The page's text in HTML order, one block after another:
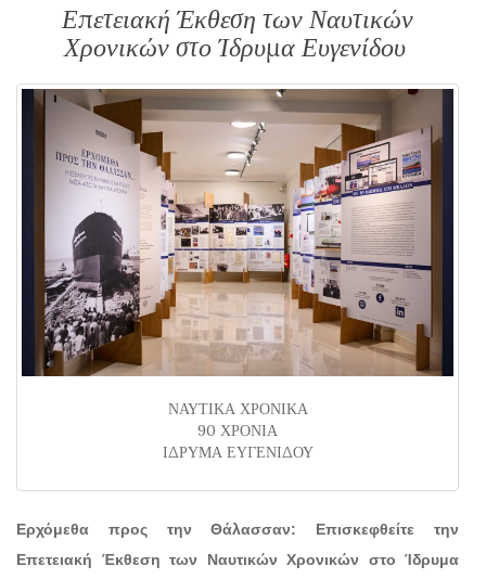
Επετειακή Έκθεση των Ναυτικών
Χρονικών στο Ίδρυμα Ευγενίδου
ΝΑΥΤΙΚΑ ΧΡΟΝΙΚΑ
90 ΧΡΟΝΙΑ
ΙΔΡΥΜΑ ΕΥΓΕΝΙΔΟΥ
Ερχόμεθα προς την Θάλασσαν: Επισκεφθείτε την
Επετειακή Έκθεση των Ναυτικών Χρονικών στο Ίδρυμα